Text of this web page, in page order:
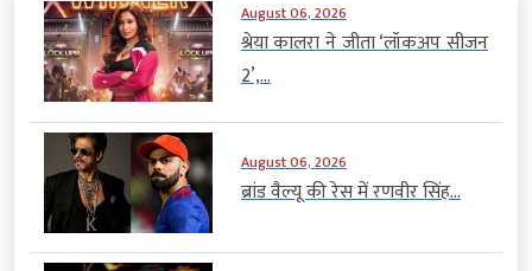
August 06, 2026
श्रेया कालरा ने जीता ‘लॉकअप सीजन
2’,...
August 06, 2026
ब्रांड वैल्यू की रेस में रणवीर सिंह...